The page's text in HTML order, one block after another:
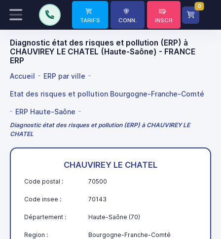
TARIFS CONN. INSCR
0
Diagnostic état des risques et pollution (ERP) à
CHAUVIREY LE CHATEL (Haute-Saône) - FRANCE
ERP
Accueil ERP par ville
Etat des risques et pollution Bourgogne-Franche-Comté
ERP Haute-Saône
Diagnostic état des risques et pollution (ERP) à CHAUVIREY LE
CHATEL
CHAUVIREY LE CHATEL
Code postal : 70500
Code insee : 70143
Département : Haute-Saône (70)
Region : Bourgogne-Franche-Comté